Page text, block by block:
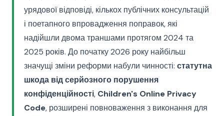
урядової відповіді, кількох публічних консультацій
і поетапного впровадження поправок, які
надійшли двома траншами протягом 2024 та
2025 років. До початку 2026 року найбільш
значущі зміни реформи набули чинності: статутна
шкода від серйозного порушення
конфіденційності, Children's Online Privacy
Code, розширені повноваження з виконання для